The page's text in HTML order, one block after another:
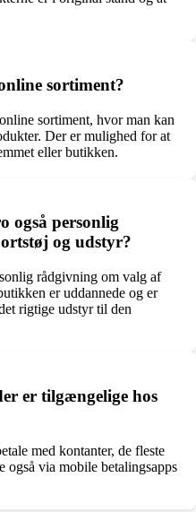
sortiment?
sortiment, hvor man kan
Der er mulighed for at
eller butikken.
også personlig
og udstyr?
rådgivning om valg af
er uddannede og er
rigtige udstyr til den
er tilgængelige hos
med kontanter, de fleste
via mobile betalingsapps